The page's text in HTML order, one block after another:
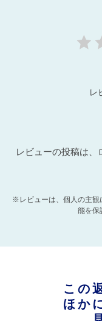
レ
レビューの投稿は、
※レビューは、個人の主観
能を保
この
ほか